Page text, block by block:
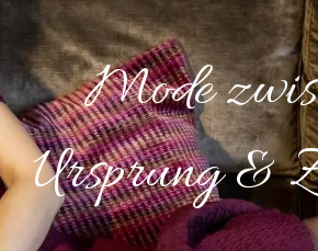
Mode
Ursprung &